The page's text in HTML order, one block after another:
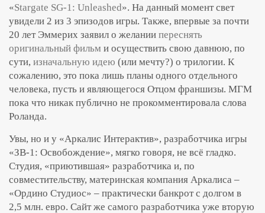
«Stargate SG-1: Unleashed». На данный момент свет
увидели 2 из 3 эпизодов игры. Также, впервые за почти
20 лет Эммерих заявил о желании переснять
оригинальный фильм и осуществить свою давнюю, по
сути, изначальную идею (или мечту?) о трилогии. К
сожалению, это пока лишь планы одного отдельного
человека, пусть и являющегося Отцом франшизы. МГМ
пока что никак публично не прокомментировала слова
Роланда.
Увы, но и у «Аркалис Интерактив», разработчика игры
«ЗВ-1: Освобождение», мягко говоря, не всё гладко.
Студия, «приютившая» разработчика и, по
совместительству, материнская компания Аркалиса –
«Ордино Студиос» – практически банкрот с долгом в
2,5 млн. евро. Сайт же самого разработчика уже вторую